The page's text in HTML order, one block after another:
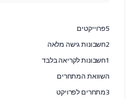
5פרוייקטים
2חשבונות גישה מלאה
1חשבונות לקריאה בלבד
השוואת המתחרים
3מתחרים לפרויקט